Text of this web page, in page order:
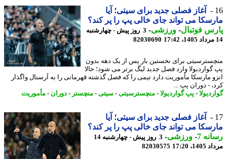
آغاز فصلی جدید برای سیتی؛ آیا
می تواند جای خالی پپ را پر کند؟
فوتبال-ورزشی-
3 روز پیش - چهارشنبه
82030690
برای نخستین بار پس از یک دهه بدون
وارد فصل جدید لیگ برتر می شود؛ حالا
مارسکا مأموریت دارد تیمی را که فصل گذشته قهرمانی را به آرسنال واگذار
- دوران پپ ...
-پپ گواردیولا -منچسترسیتی-سیتی-منچستر-دوران- مأموریت
آغاز فصلی جدید برای سیتی؛ آیا
می تواند جای خالی پپ را پر کند؟
7
-ورزشی-
3 روز پیش - چهارشنبه 14
17:20
82030575